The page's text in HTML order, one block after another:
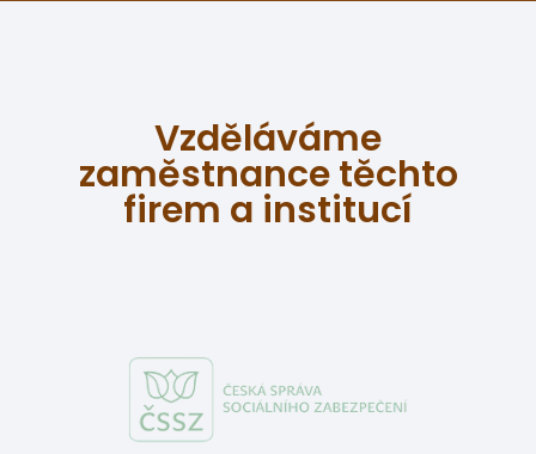
Vzděláváme
zaměstnance těchto
firem a institucí